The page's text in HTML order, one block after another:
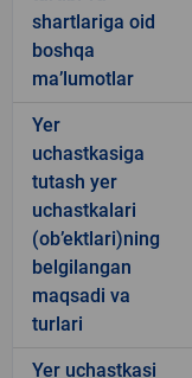
shartlariga oid
boshqa
ma’lumotlar
Yer
uchastkasiga
tutash yer
uchastkalari
(ob’ektlari)ning
belgilangan
maqsadi va
turlari
Yer uchastkasi